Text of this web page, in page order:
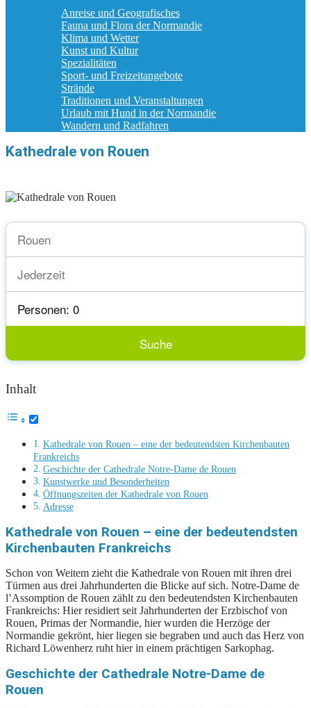
Anreise und Geografisches
Fauna und Flora der Normandie
Klima und Wetter
Kunst und Kultur
Spezialitäten
Sport- und Freizeitangebote
Strände
Traditionen und Veranstaltungen
Urlaub mit Hund in der Normandie
Wandern und Radfahren
Kathedrale von Rouen
Inhalt
Kathedrale von Rouen – eine der bedeutendsten Kirchenbauten
Frankreichs
Geschichte der Cathedrale Notre-Dame de Rouen
Kunstwerke und Besonderheiten
Öffnungszeiten der Kathedrale von Rouen
Adresse
Kathedrale von Rouen – eine der bedeutendsten
Kirchenbauten Frankreichs
Schon von Weitem zieht die Kathedrale von Rouen mit ihren drei
Türmen aus drei Jahrhunderten die Blicke auf sich. Notre-Dame de
l’Assomption de Rouen zählt zu den bedeutendsten Kirchenbauten
Frankreichs: Hier residiert seit Jahrhunderten der Erzbischof von
Rouen, Primas der Normandie, hier wurden die Herzöge der
Normandie gekrönt, hier liegen sie begraben und auch das Herz von
Richard Löwenherz ruht hier in einem prächtigen Sarkophag.
Geschichte der Cathedrale Notre-Dame de
Rouen